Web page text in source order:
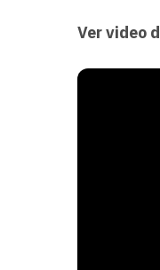
Ver video